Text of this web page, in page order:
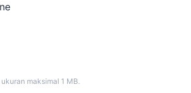
maksimal 1 MB.